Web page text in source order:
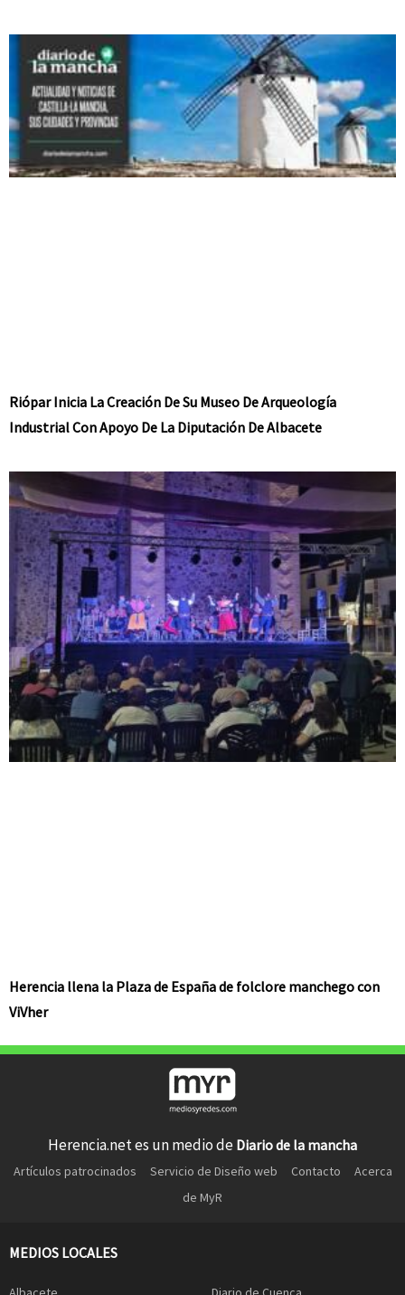
Riópar Inicia La Creación De Su Museo De Arqueología
Industrial Con Apoyo De La Diputación De Albacete
Herencia llena la Plaza de España de folclore manchego con
ViVher
Herencia.net es un medio de Diario de la mancha
Artículos patrocinados Servicio de Diseño web Contacto
Acerca
de MyR
MEDIOS LOCALES